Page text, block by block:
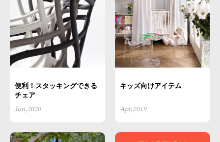
便利！スタッキングできる
チェア
Jun,2020
キッズ向けアイテム
Apr,2019